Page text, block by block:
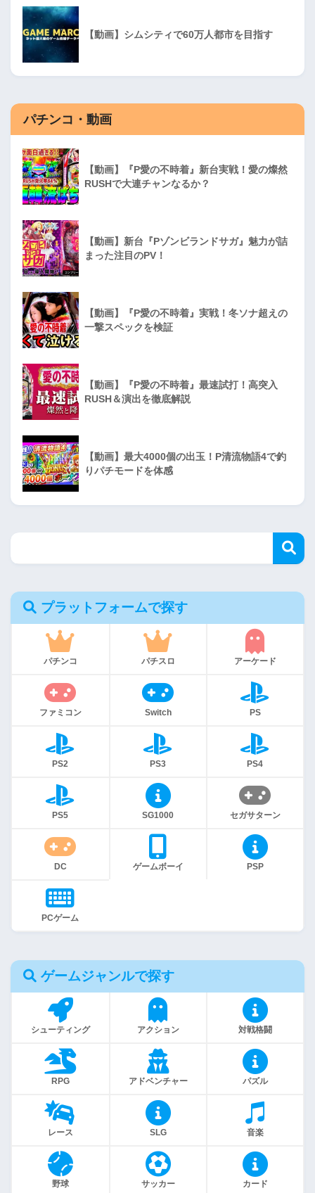
【動画】シムシティで60万人都市を目指す
パチンコ・動画
【動画】『P愛の不時着』新台実戦！愛の燦然
RUSHで大連チャンなるか？
【動画】新台『Pゾンビランドサガ』魅力が詰
まった注目のPV！
【動画】『P愛の不時着』実戦！冬ソナ超えの
一撃スペックを検証
【動画】『P愛の不時着』最速試打！高突入
RUSH＆演出を徹底解説
【動画】最大4000個の出玉！P清流物語4で釣
りパチモードを体感
プラットフォームで探す
パチンコ パチスロ アーケード
ファミコン Switch PS
PS2 PS3 PS4
PS5 SG1000 セガサターン
DC ゲームボーイ PSP
PCゲーム
ゲームジャンルで探す
シューティング アクション 対戦格闘
RPG アドベンチャー パズル
レース SLG 音楽
野球 サッカー カード